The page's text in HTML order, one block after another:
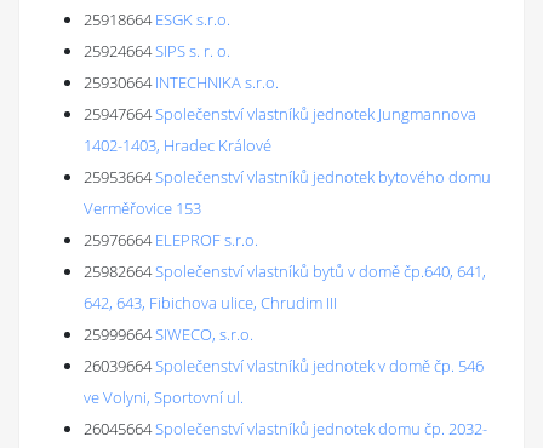
25918664 ESGK s.r.o.
25924664SIPS s. r. o.
25930664 INTECHNIKA s.r.o.
25947664Společenství vlastníků jednotek Jungmannova
1402-1403, Hradec Králové
25953664Společenství vlastníků jednotek bytového domu
Verměřovice 153
25976664 ELEPROF s.r.o.
25982664Společenství vlastníků bytů v domě čp.640, 641,
642, 643, Fibichova ulice, Chrudim III
25999664SIWECO, s.r.o.
26039664Společenství vlastníků jednotek v domě čp. 546
ve Volyni, Sportovní ul.
26045664Společenství vlastníků jednotek domu čp. 2032-